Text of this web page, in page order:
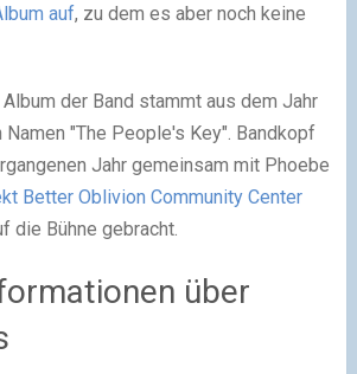
auf, zu dem es aber noch keine
der Band stammt aus dem Jahr
"The People's Key". Bandkopf
Jahr gemeinsam mit Phoebe
Better Oblivion Community Center
die Bühne gebracht.
über